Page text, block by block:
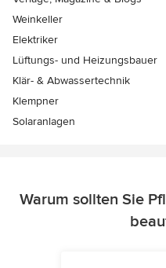
Weinkeller
Elektriker
Lüftungs- und Heizungsbauer
Klär- & Abwassertechnik
Klempner
Solaranlagen
Warum sollten Sie